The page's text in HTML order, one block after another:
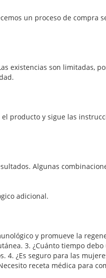
un proceso de compra
existencias son limitadas,
producto y sigue las
Algunas
adicional.
y promueve la
3. ¿Cuánto tiempo debo
¿Es seguro para las
receta médica para